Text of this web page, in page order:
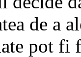
de a
pot fi